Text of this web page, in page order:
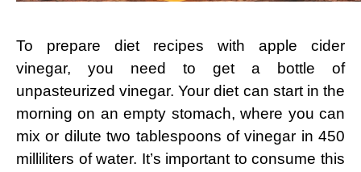
To prepare diet recipes with apple cider
vinegar, you need to get a bottle of
unpasteurized vinegar. Your diet can start in the
morning on an empty stomach, where you can
mix or dilute two tablespoons of vinegar in 450
milliliters of water. It’s important to consume this